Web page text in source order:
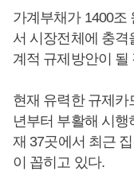
가계부채가 1400조
서 시장전체에 충격
계적 규제방안이 될
현재 유력한 규제카
년부터 부활해 시
재 37곳에서 최근
이 꼽히고 있다.